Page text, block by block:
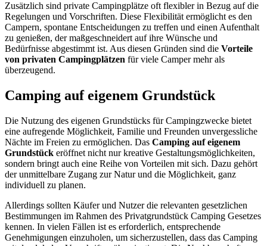
Zusätzlich sind private Campingplätze oft flexibler in Bezug auf die
Regelungen und Vorschriften. Diese Flexibilität ermöglicht es den
Campern, spontane Entscheidungen zu treffen und einen Aufenthalt
zu genießen, der maßgeschneidert auf ihre Wünsche und
Bedürfnisse abgestimmt ist. Aus diesen Gründen sind die Vorteile
von privaten Campingplätzen für viele Camper mehr als
überzeugend.
Camping auf eigenem Grundstück
Die Nutzung des eigenen Grundstücks für Campingzwecke bietet
eine aufregende Möglichkeit, Familie und Freunden unvergessliche
Nächte im Freien zu ermöglichen. Das Camping auf eigenem
Grundstück eröffnet nicht nur kreative Gestaltungsmöglichkeiten,
sondern bringt auch eine Reihe von Vorteilen mit sich. Dazu gehört
der unmittelbare Zugang zur Natur und die Möglichkeit, ganz
individuell zu planen.
Allerdings sollten Käufer und Nutzer die relevanten gesetzlichen
Bestimmungen im Rahmen des Privatgrundstück Camping Gesetzes
kennen. In vielen Fällen ist es erforderlich, entsprechende
Genehmigungen einzuholen, um sicherzustellen, dass das Camping